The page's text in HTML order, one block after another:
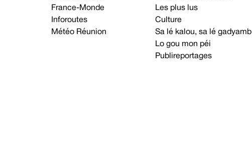
France-Monde
Inforoutes
Météo Réunion
Les plus lus
Culture
Sa lé kalou, sa lé gadyamb
Lo gou mon péi
Publireportages